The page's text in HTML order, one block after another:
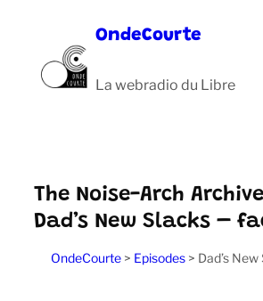
contenu
OndeCourte
La webradio du Libre
The Noise-Arch
Dad’s New Slacks –
OndeCourte> Episodes> Dad’s